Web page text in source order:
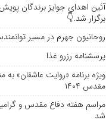
آئین اهدای جوایز برندگان
برگزار شد.👇
روحانیون جهرم در مسیر
پرسشنامه رزرو غذا
ویژه برنامه «روایت عاشقان»
مقدس ۱۴۰۴
مراسم هفته دفاع مقدس و
شد